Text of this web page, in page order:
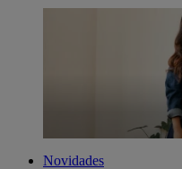
Novidades